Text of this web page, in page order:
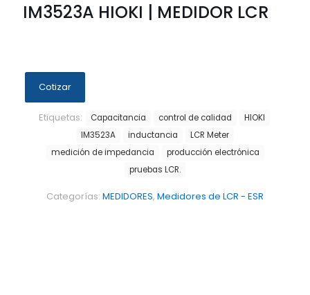
IM3523A HIOKI | MEDIDOR LCR
Cotizar
Etiquetas: Capacitancia control de calidad
HIOKI
IM3523A
inductancia
LCR Meter
medición de impedancia
producción electrónica
pruebas LCR.
Categorías: MEDIDORES, Medidores de LCR - ESR